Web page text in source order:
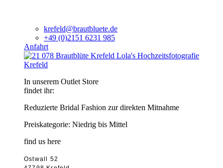
krefeld@brautbluete.de
+49 (0)2151 6231 985
Anfahrt
Krefeld
In unserem Outlet Store
findet ihr:
Reduzierte Bridal Fashion zur direkten Mitnahme
Preiskategorie: Niedrig bis Mittel
find us here
Ostwall 52